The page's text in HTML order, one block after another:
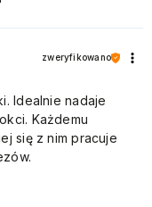
zweryfikowano
Idealnie nadaje
Każdemu
się z nim pracuje